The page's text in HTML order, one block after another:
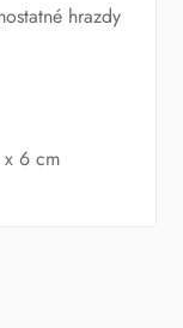
hrazdy
x 6 cm